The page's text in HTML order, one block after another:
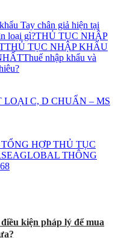
Tay chân giả hiện tại
loại gì?THỦ TỤC NHẬP
THỦ TỤC NHẬP KHẨU
Thuế nhập khẩu và
C, D CHUẨN – MS
HỢP THỦ TỤC
THÔNG
kiện pháp lý để mua